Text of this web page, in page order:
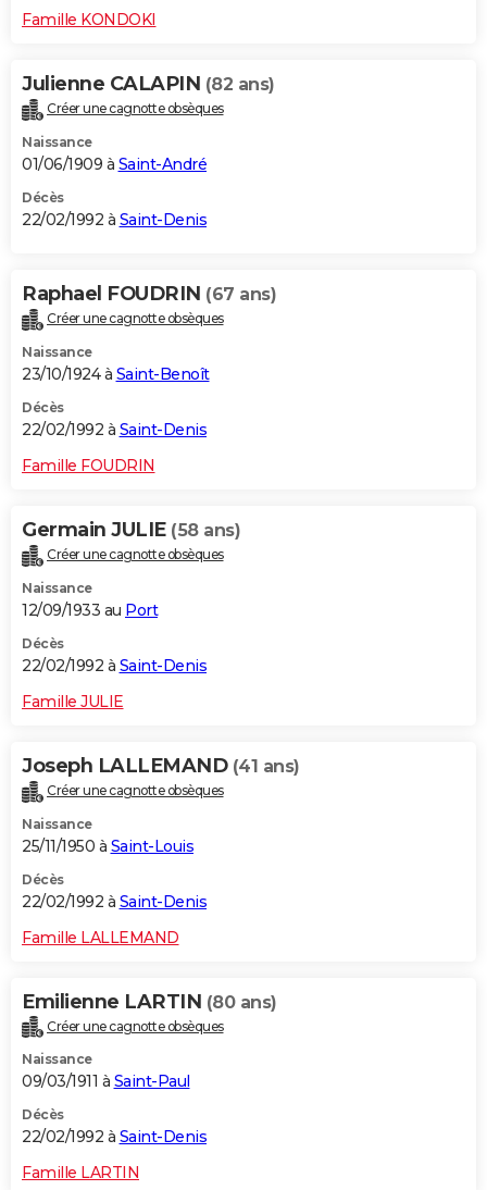
Famille KONDOKI
Julienne CALAPIN (82 ans)
Créer une cagnotte obsèques
Naissance
01/06/1909 à Saint-André
Décès
22/02/1992 à Saint-Denis
Raphael FOUDRIN (67 ans)
Créer une cagnotte obsèques
Naissance
23/10/1924 à Saint-Benoît
Décès
22/02/1992 à Saint-Denis
Famille FOUDRIN
Germain JULIE (58 ans)
Créer une cagnotte obsèques
Naissance
12/09/1933 au Port
Décès
22/02/1992 à Saint-Denis
Famille JULIE
Joseph LALLEMAND (41 ans)
Créer une cagnotte obsèques
Naissance
25/11/1950 à Saint-Louis
Décès
22/02/1992 à Saint-Denis
Famille LALLEMAND
Emilienne LARTIN (80 ans)
Créer une cagnotte obsèques
Naissance
09/03/1911 à Saint-Paul
Décès
22/02/1992 à Saint-Denis
Famille LARTIN